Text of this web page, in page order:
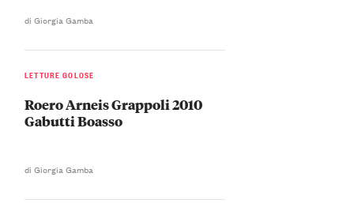
di Giorgia Gamba
LETTURE GOLOSE
Roero Arneis Grappoli 2010
Gabutti Boasso
di Giorgia Gamba